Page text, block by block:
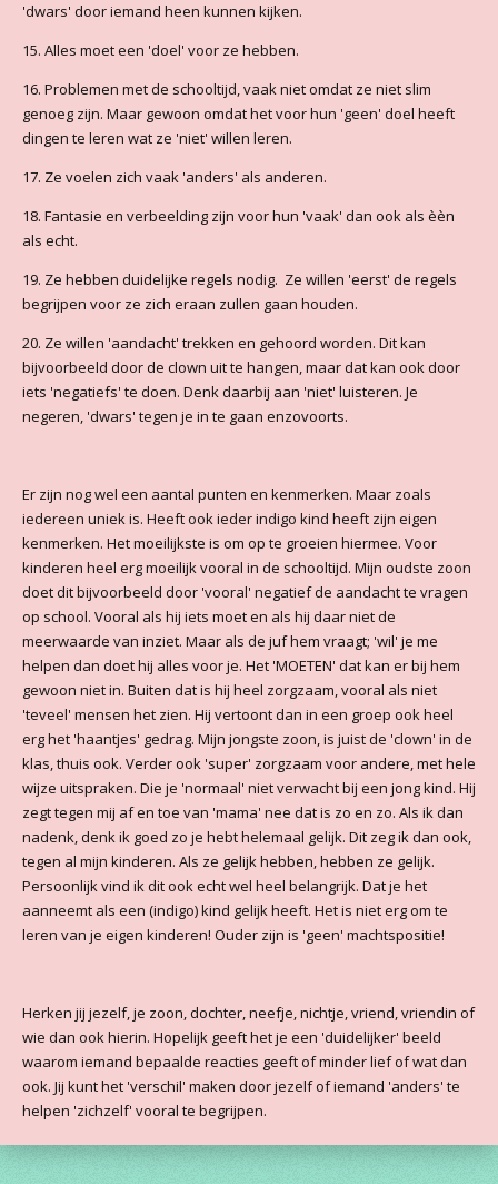
'dwars' door iemand heen kunnen kijken.
15. Alles moet een 'doel' voor ze hebben.
16. Problemen met de schooltijd, vaak niet omdat ze niet slim
genoeg zijn. Maar gewoon omdat het voor hun 'geen' doel heeft
dingen te leren wat ze 'niet' willen leren.
17. Ze voelen zich vaak 'anders' als anderen.
18. Fantasie en verbeelding zijn voor hun 'vaak' dan ook als èèn
als echt.
19. Ze hebben duidelijke regels nodig. Ze willen 'eerst' de regels
begrijpen voor ze zich eraan zullen gaan houden.
20. Ze willen 'aandacht' trekken en gehoord worden. Dit kan
bijvoorbeeld door de clown uit te hangen, maar dat kan ook door
iets 'negatiefs' te doen. Denk daarbij aan 'niet' luisteren. Je
negeren, 'dwars' tegen je in te gaan enzovoorts.
Er zijn nog wel een aantal punten en kenmerken. Maar zoals
iedereen uniek is. Heeft ook ieder indigo kind heeft zijn eigen
kenmerken. Het moeilijkste is om op te groeien hiermee. Voor
kinderen heel erg moeilijk vooral in de schooltijd. Mijn oudste zoon
doet dit bijvoorbeeld door 'vooral' negatief de aandacht te vragen
op school. Vooral als hij iets moet en als hij daar niet de
meerwaarde van inziet. Maar als de juf hem vraagt; 'wil' je me
helpen dan doet hij alles voor je. Het 'MOETEN' dat kan er bij hem
gewoon niet in. Buiten dat is hij heel zorgzaam, vooral als niet
'teveel' mensen het zien. Hij vertoont dan in een groep ook heel
erg het 'haantjes' gedrag. Mijn jongste zoon, is juist de 'clown' in de
klas, thuis ook. Verder ook 'super' zorgzaam voor andere, met hele
wijze uitspraken. Die je 'normaal' niet verwacht bij een jong kind. Hij
zegt tegen mij af en toe van 'mama' nee dat is zo en zo. Als ik dan
nadenk, denk ik goed zo je hebt helemaal gelijk. Dit zeg ik dan ook,
tegen al mijn kinderen. Als ze gelijk hebben, hebben ze gelijk.
Persoonlijk vind ik dit ook echt wel heel belangrijk. Dat je het
aanneemt als een (indigo) kind gelijk heeft. Het is niet erg om te
leren van je eigen kinderen! Ouder zijn is 'geen' machtspositie!
Herken jij jezelf, je zoon, dochter, neefje, nichtje, vriend, vriendin of
wie dan ook hierin. Hopelijk geeft het je een 'duidelijker' beeld
waarom iemand bepaalde reacties geeft of minder lief of wat dan
ook. Jij kunt het 'verschil' maken door jezelf of iemand 'anders' te
helpen 'zichzelf' vooral te begrijpen.